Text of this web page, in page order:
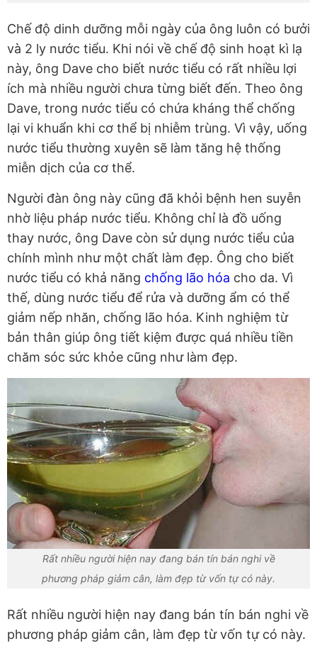
Chế độ dinh dưỡng mỗi ngày của ông luôn có bưởi
và 2 ly nước tiểu. Khi nói về chế độ sinh hoạt kì lạ
này, ông Dave cho biết nước tiểu có rất nhiều lợi
ích mà nhiều người chưa từng biết đến. Theo ông
Dave, trong nước tiểu có chứa kháng thể chống
lại vi khuẩn khi cơ thể bị nhiễm trùng. Vì vậy, uống
nước tiểu thường xuyên sẽ làm tăng hệ thống
miễn dịch của cơ thể.
Người đàn ông này cũng đã khỏi bệnh hen suyễn
nhờ liệu pháp nước tiểu. Không chỉ là đồ uống
thay nước, ông Dave còn sử dụng nước tiểu của
chính mình như một chất làm đẹp. Ông cho biết
nước tiểu có khả năng chống lão hóa cho da. Vì
thế, dùng nước tiểu để rửa và dưỡng ẩm có thể
giảm nếp nhăn, chống lão hóa. Kinh nghiệm từ
bản thân giúp ông tiết kiệm được quá nhiều tiền
chăm sóc sức khỏe cũng như làm đẹp.
Rất nhiều người hiện nay đang bán tín bán nghi về
phương pháp giảm cân, làm đẹp từ vốn tự có này.
Rất nhiều người hiện nay đang bán tín bán nghi về
phương pháp giảm cân, làm đẹp từ vốn tự có này.